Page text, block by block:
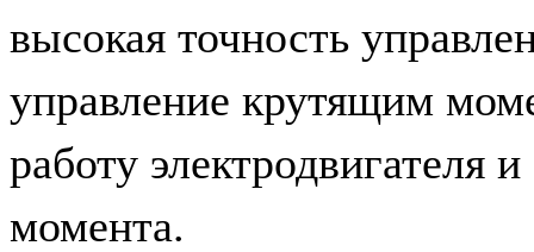
высокая точность
управление крутящим
работу электродвигателя
момента.